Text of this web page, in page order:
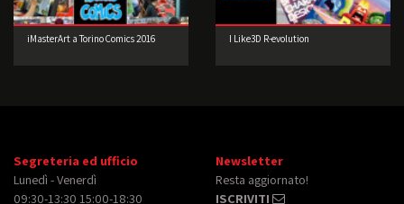
iMasterArt a Torino Comics 2016 I Like3D R-evolution
Segreteria ed ufficio
Lunedì - Venerdì
09:30-13:30 15:00-18:30
Newsletter
Resta aggiornato!
ISCRIVITI